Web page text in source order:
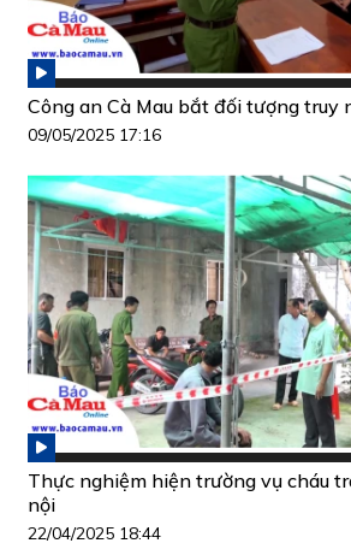
Công an Cà Mau bắt đối tượng truy
09/05/2025 17:16
Thực nghiệm hiện trường vụ cháu
nội
22/04/2025 18:44